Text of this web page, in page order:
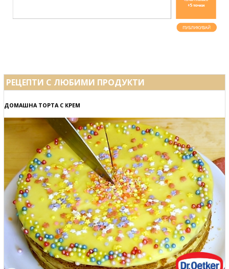
РЕЦЕПТИ С ЛЮБИМИ ПРОДУКТИ
ДОМАШНА ТОРТА С КРЕМ